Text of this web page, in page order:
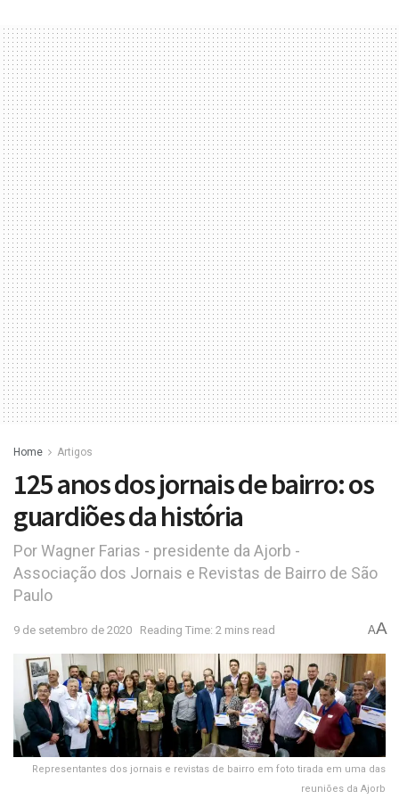
Home Artigos
125 anos dos jornais de bairro: os
guardiões da história
Por Wagner Farias - presidente da Ajorb -
Associação dos Jornais e Revistas de Bairro de São
Paulo
9 de setembro de 2020 Reading Time: 2 mins read AA
Representantes dos jornais e revistas de bairro em foto tirada em uma das
reuniões da Ajorb